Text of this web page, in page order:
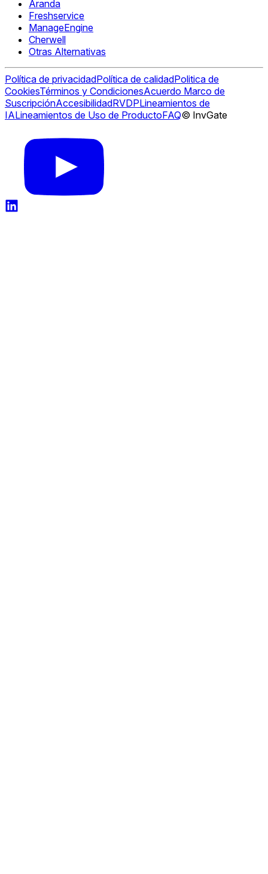
Aranda
Freshservice
ManageEngine
Cherwell
Otras Alternativas
Política de privacidadPolítica de calidadPolitica de
CookiesTérminos y CondicionesAcuerdo Marco de
SuscripciónAccesibilidadRVDPLineamientos de
IALineamientos de Uso de ProductoFAQ© InvGate